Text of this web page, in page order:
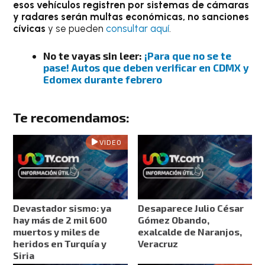
esos vehículos registren por sistemas de cámaras
y radares serán multas económicas, no sanciones
cívicas y se puedenconsultar aquí.
No te vayas sin leer: ¡Para que no se te
pase! Autos que deben verificar en CDMX y
Edomex durante febrero
Te recomendamos:
VIDEO
Devastador sismo: ya
hay más de 2 mil 600
muertos y miles de
heridos en Turquía y
Siria
Desaparece Julio César
Gómez Obando,
exalcalde de Naranjos,
Veracruz